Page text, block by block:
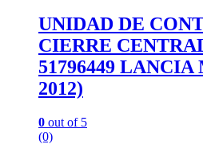
UNIDAD DE
CIERRE
51796449 LANCIA
2012)
0 out of 5
(0)